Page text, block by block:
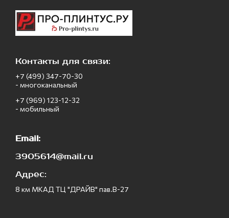
Контакты для связи:
+7 (499) 347-70-30
- многоканальный
+7 (969) 123-12-32
- мобильный
Email:
3905614@mail.ru
Адрес:
8 км МКАД ТЦ "ДРАЙВ" пав.В-27